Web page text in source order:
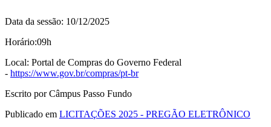
Data da sessão: 10/12/2025
Horário:09h
Local: Portal de Compras do Governo Federal
- https://www.gov.br/compras/pt-br
Escrito por Câmpus Passo Fundo
Publicado em LICITAÇÕES 2025 - PREGÃO ELETRÔNICO